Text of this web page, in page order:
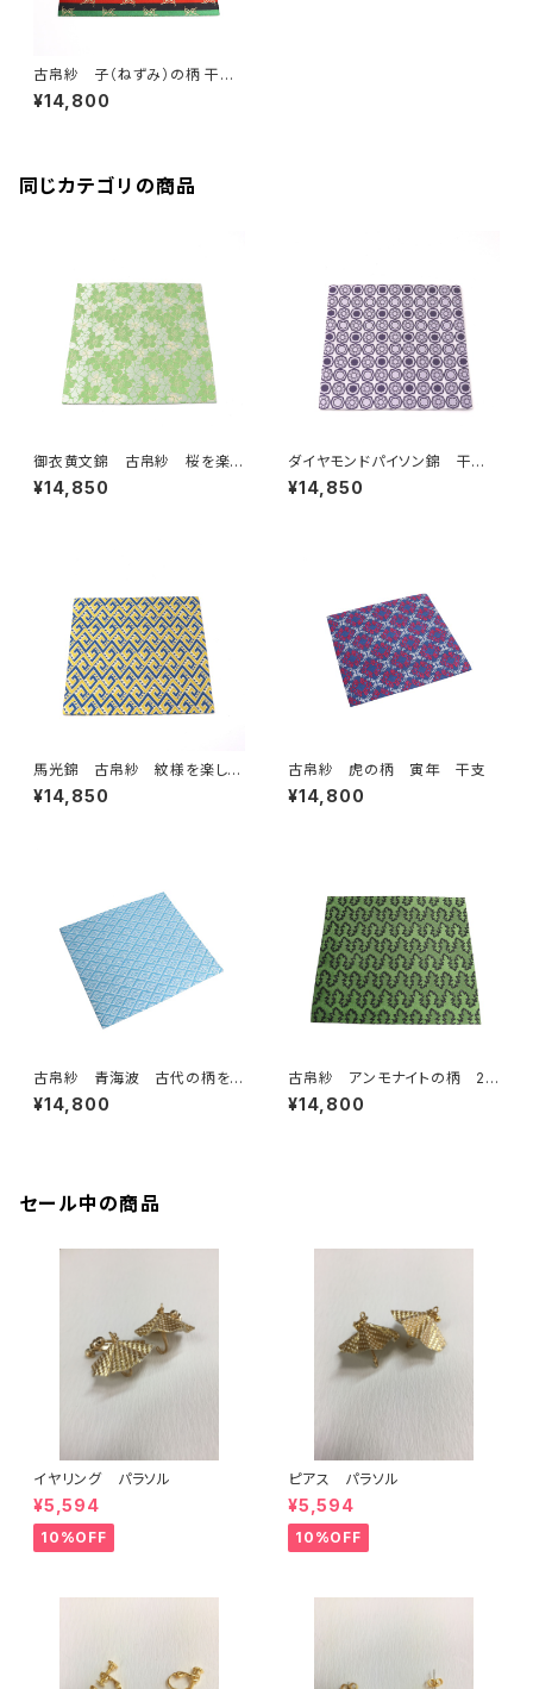
古帛紗 子（ねずみ）の柄 干
支 子年
¥14,800
同じカテゴリの商品
御衣黄文錦 古帛紗 桜を楽し
む 緑色に咲く桜
¥14,850
ダイヤモンドパイソン錦 干支
を楽しむ 古帛紗 干支 巳
年 パープル
¥14,850
馬光錦 古帛紗 紋様を楽し
む 干支 午年 ブルーイエ
ロー
¥14,850
古帛紗 虎の柄 寅年 干支
¥14,800
古帛紗 青海波 古代の柄を
楽しむ
¥14,800
古帛紗 アンモナイトの柄 2
色
¥14,800
セール中の商品
イヤリング パラソル
¥5,594
10%OFF
ピアス パラソル
¥5,594
10%OFF